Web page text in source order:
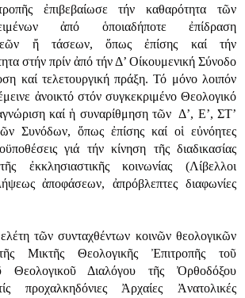
ἐπιβεβαίωσε τήν καθαρότητα τῶν
ἀπό ὁποιαδήποτε ἐπίδραση
ἤ τάσεων, ὅπως ἐπίσης καί τήν
στήν πρίν ἀπό τήν Δ’ Οίκουμενική Σύνοδο
καί τελετουργική πράξη. Τό μόνο λοιπόν
ἀνοικτό στόν συγκεκριμένο Θεολογικό
καί ἡ συναρίθμηση τῶν Δ’, Ε’, ΣΤ’
Συνόδων, ὅπως ἐπίσης καί οἱ εὐνόητες
γιά τήν κίνηση τῆς διαδικασίας
ἐκκλησιαστικῆς κοινωνίας (Λίβελλοι
ἀποφάσεων, ἀπρόβλεπτες διαφωνίες
τῶν συνταχθέντων κοινῶν θεολογικῶν
Μικτῆς Θεολογικῆς Ἐπιτροπῆς τοῦ
Θεολογικοῦ Διαλόγου τῆς Ὀρθοδόξου
προχαλκηδόνιες Ἀρχαίες Ἀνατολικές